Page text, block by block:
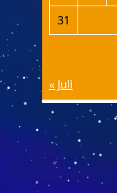
31
« Juli